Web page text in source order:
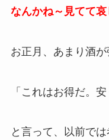
なんかね～見てて哀
お正月、あまり酒
「これはお得だ。
と言って、以前で